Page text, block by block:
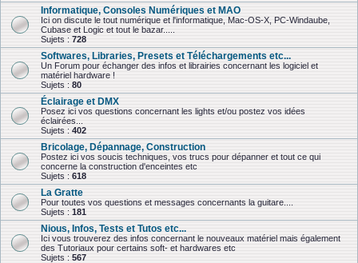
Informatique, Consoles Numériques et MAO
Ici on discute le tout numérique et l'informatique, Mac-OS-X, PC-Windaube,
Cubase et Logic et tout le bazar.....
Sujets : 728
Softwares, Libraries, Presets et Téléchargements etc...
Un Forum pour échanger des infos et librairies concernant les logiciel et
matériel hardware !
Sujets : 80
Éclairage et DMX
Posez ici vos questions concernant les lights et/ou postez vos idées
éclairées...
Sujets : 402
Bricolage, Dépannage, Construction
Postez ici vos soucis techniques, vos trucs pour dépanner et tout ce qui
concerne la construction d'enceintes etc
Sujets : 618
La Gratte
Pour toutes vos questions et messages concernants la guitare....
Sujets : 181
Nious, Infos, Tests et Tutos etc...
Ici vous trouverez des infos concernant le nouveaux matériel mais également
des Tutoriaux pour certains soft- et hardwares etc
Sujets : 567